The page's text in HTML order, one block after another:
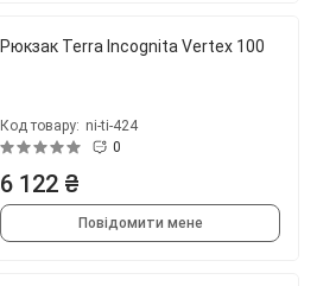
Рюкзак Terra Incognita Vertex 100
Код товару: ni-ti-424
0
6 122 ₴
Повідомити мене